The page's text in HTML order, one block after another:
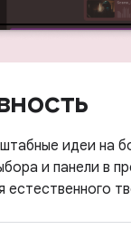
идеи на
и панели в
естественного